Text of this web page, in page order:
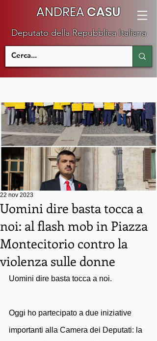
ANDREACASU
Deputato della Repubblica Italiana
Uomini dire basta tocca a
noi: al flash mob in Piazza
Montecitorio contro la
violenza sulle donne
22 nov 2023
Uomini dire basta tocca a noi.
Oggi ho partecipato a due iniziative
importanti alla Camera dei Deputati: la